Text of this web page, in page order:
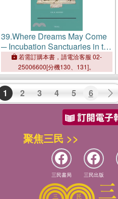
39.Where Dreams May Come
─ Incubation Sanctuaries in the
Greco-Roman World
若需訂購本書，請電洽客服 02-
25006600[分機130、131]。
1 2 3 4 5 6
聚焦三民 >>
三民書局 三民出版